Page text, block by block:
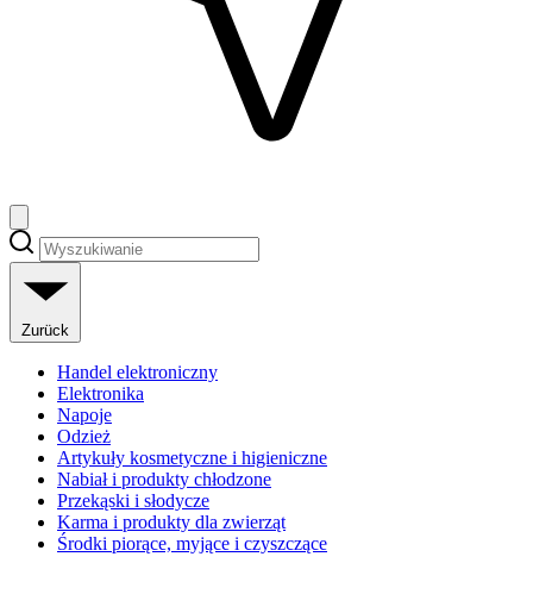
Zurück
Handel elektroniczny
Elektronika
Napoje
Odzież
Artykuły kosmetyczne i higieniczne
Nabiał i produkty chłodzone
Przekąski i słodycze
Karma i produkty dla zwierząt
Środki piorące, myjące i czyszczące